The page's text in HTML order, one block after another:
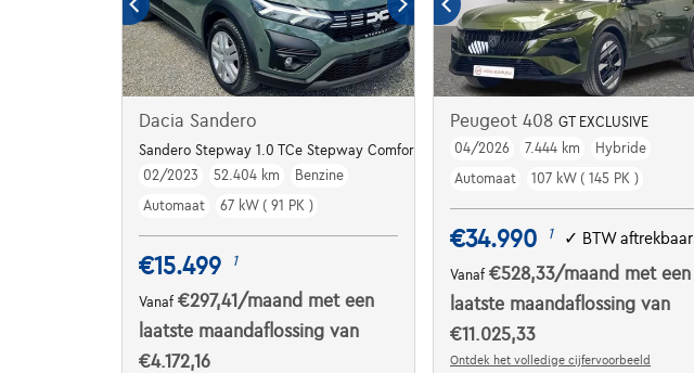
Dacia Sandero
Sandero Stepway 1.0 TCe Stepway Comfort CVT
02/2023
52.404 km
Benzine
Automaat
67 kW ( 91 PK )
€15.499 1
Vanaf €297,41 /maand met een
laatste maandaflossing van
€4.172,16
Peugeot 408GT EXCLUSIVE
04/2026
7.444 km
Hybride
Automaat
107 kW ( 145 PK )
€34.990 1 ✓ BTW aftrekbaar
Vanaf€528,33/maand met een
laatste maandaflossing van
€11.025,33
Ontdek het volledige cijfervoorbeeld